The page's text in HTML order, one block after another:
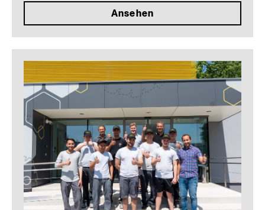
Ansehen